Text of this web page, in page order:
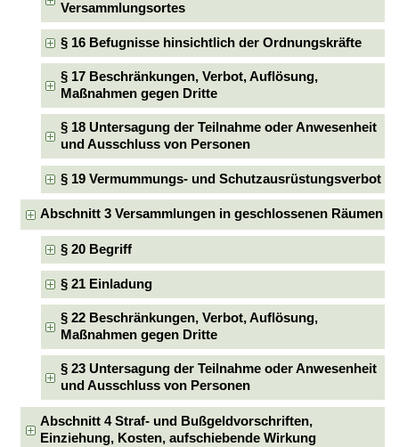
Versammlungsortes
§ 16 Befugnisse hinsichtlich der Ordnungskräfte
§ 17 Beschränkungen, Verbot, Auflösung,
Maßnahmen gegen Dritte
§ 18 Untersagung der Teilnahme oder Anwesenheit
und Ausschluss von Personen
§ 19 Vermummungs- und Schutzausrüstungsverbot
Abschnitt 3 Versammlungen in geschlossenen Räumen
§ 20 Begriff
§ 21 Einladung
§ 22 Beschränkungen, Verbot, Auflösung,
Maßnahmen gegen Dritte
§ 23 Untersagung der Teilnahme oder Anwesenheit
und Ausschluss von Personen
Abschnitt 4 Straf- und Bußgeldvorschriften,
Einziehung, Kosten, aufschiebende Wirkung